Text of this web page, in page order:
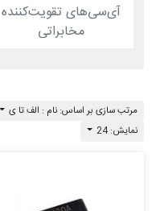
آی‌سی‌های تقویت‌کننده
مخابراتی
مرتب سازی بر اساس: نام : الف تا ی
نمایش: 24